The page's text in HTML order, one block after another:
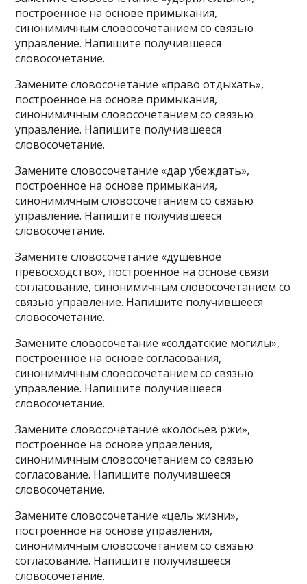
построенное на основе примыкания,
синонимичным словосочетанием со связью
управление. Напишите получившееся
словосочетание.
Замените словосочетание «право отдыхать»,
построенное на основе примыкания,
синонимичным словосочетанием со связью
управление. Напишите получившееся
словосочетание.
Замените словосочетание «дар убеждать»,
построенное на основе примыкания,
синонимичным словосочетанием со связью
управление. Напишите получившееся
словосочетание.
Замените словосочетание «душевное
превосходство», построенное на основе связи
согласование, синонимичным словосочетанием со
связью управление. Напишите получившееся
словосочетание.
Замените словосочетание «солдатские могилы»,
построенное на основе согласования,
синонимичным словосочетанием со связью
управление. Напишите получившееся
словосочетание.
Замените словосочетание «колосьев ржи»,
построенное на основе управления,
синонимичным словосочетанием со связью
согласование. Напишите получившееся
словосочетание.
Замените словосочетание «цель жизни»,
построенное на основе управления,
синонимичным словосочетанием со связью
согласование. Напишите получившееся
словосочетание.